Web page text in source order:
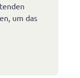
um das